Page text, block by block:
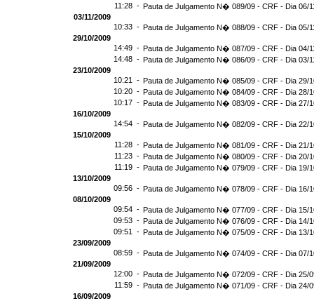
11:28 - Pauta de Julgamento N� 089/09 - CRF - Dia 06/
03/11/2009
10:33 - Pauta de Julgamento N� 088/09 - CRF - Dia 05/
29/10/2009
14:49 - Pauta de Julgamento N� 087/09 - CRF - Dia 04/
14:48 - Pauta de Julgamento N� 086/09 - CRF - Dia 03/
23/10/2009
10:21 - Pauta de Julgamento N� 085/09 - CRF - Dia 29/
10:20 - Pauta de Julgamento N� 084/09 - CRF - Dia 28/
10:17 - Pauta de Julgamento N� 083/09 - CRF - Dia 27/
16/10/2009
14:54 - Pauta de Julgamento N� 082/09 - CRF - Dia 22/
15/10/2009
11:28 - Pauta de Julgamento N� 081/09 - CRF - Dia 21/
11:23 - Pauta de Julgamento N� 080/09 - CRF - Dia 20/
11:19 - Pauta de Julgamento N� 079/09 - CRF - Dia 19/
13/10/2009
09:56 - Pauta de Julgamento N� 078/09 - CRF - Dia 16/
08/10/2009
09:54 - Pauta de Julgamento N� 077/09 - CRF - Dia 15/
09:53 - Pauta de Julgamento N� 076/09 - CRF - Dia 14/
09:51 - Pauta de Julgamento N� 075/09 - CRF - Dia 13/
23/09/2009
08:59 - Pauta de Julgamento N� 074/09 - CRF - Dia 07/
21/09/2009
12:00 - Pauta de Julgamento N� 072/09 - CRF - Dia 25/
11:59 - Pauta de Julgamento N� 071/09 - CRF - Dia 24/
16/09/2009